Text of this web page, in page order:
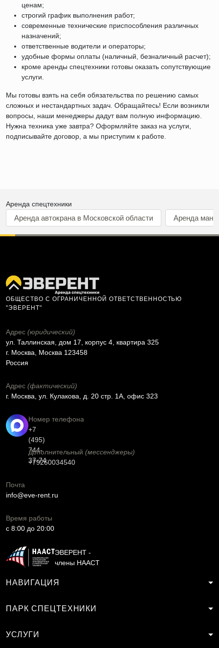
ценам;
строгий график выполнения работ;
современные технические приспособления различных
назначений;
ответственные водители и операторы;
удобные формы оплаты (наличный, безналичный расчет);
кроме аренды спецтехники готовы оказать сопутствующие
услуги.
Мы готовы взять на себя обязательства по решению самых
сложных и нестандартных задач. Обращайтесь! Если возникли
вопросы, наши менеджеры дадут вам полную информацию.
Нужна техника уже завтра? Оформляйте заказ на услуги,
подписывайте договор, а мы приступим к работе.
Аренда спецтехники
Аренда автокрана в Московской области Аренда
ОБЩЕСТВО С ОГРАНИЧЕННОЙ ОТВЕТСТВЕННОСТЬЮ
"ЭВЕРЕНТ"
Адрес (юридический)
ул. Таллинская, дом 17, корпус 4, квартира 325
г. Москва, Москва 123458
Россия
Адрес (фактический)
г. Москва, ул. Кулакова, д. 20 стр. 1А, офис 323
Номер телефона
+7
(495)
744-
37-74
Дополнительный (мессенджеры)
+79260034540
Почта
info@eve-rent.ru
Время работы
c 8:00 до 20:00
ЭВЕРЕНТ -
члены НААСТ
НАВИГАЦИЯ
ПАРК СПЕЦТЕХНИКИ
УСЛУГИ